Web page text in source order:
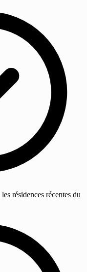
résidences récentes du